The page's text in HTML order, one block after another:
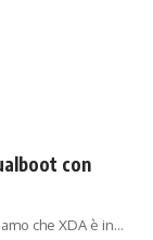
con
che XDA è in…